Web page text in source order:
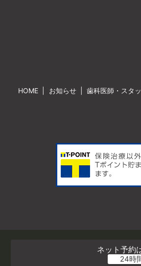
HOME お知らせ 歯科医師・スタ
ネット予約